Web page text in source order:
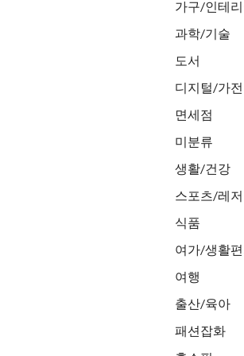
가구/인테
과학/기술
도서
디지털/가전
면세점
미분류
생활/건강
스포츠/레저
식품
여가/생활
여행
출산/육아
패션잡화